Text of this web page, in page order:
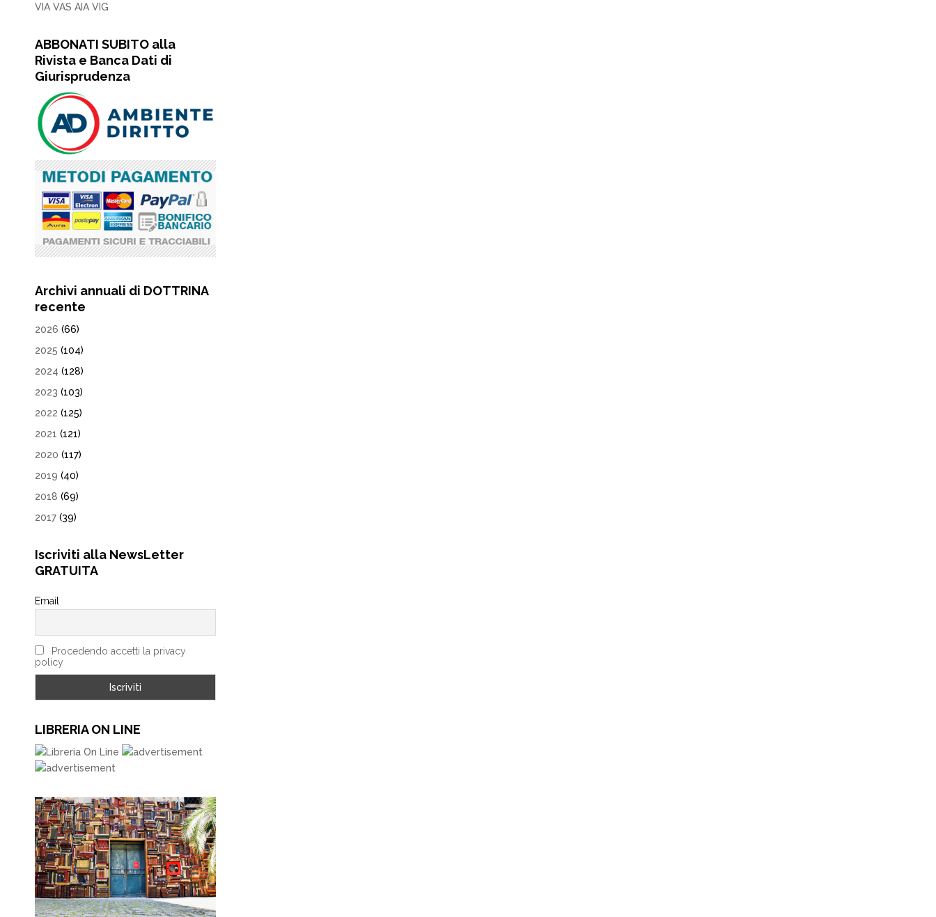
VIA VAS AIA VIG
ABBONATI SUBITO alla
Rivista e Banca Dati di
Giurisprudenza
Archivi annuali di DOTTRINA
recente
2026 (66)
2025 (104)
2024 (128)
2023 (103)
2022 (125)
2021 (121)
2020 (117)
2019 (40)
2018 (69)
2017 (39)
Iscriviti alla NewsLetter
GRATUITA
Email
Procedendo accetti la privacy
policy
LIBRERIA ON LINE